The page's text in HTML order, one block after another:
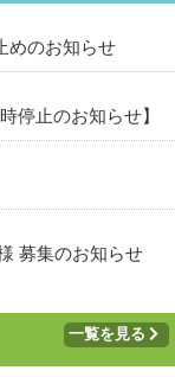
めのお知らせ
停止のお知らせ】
募集のお知らせ
一覧を見る